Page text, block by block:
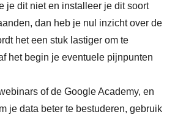
je dit niet en installeer je dit soort
dan heb je nul inzicht over de
het een stuk lastiger om te
het begin je eventuele pijnpunten
of de Google Academy, en
je data beter te bestuderen, gebruik